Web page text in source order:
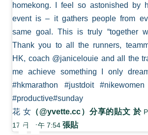
homekong. I feel so astonished by
event is – it gathers people from
same goal. This is truly “together
Thank you to all the runners,
HK, coach @janicelouie and all the
me achieve something I only
#hkmarathon #justdoit
#productive#sunday
花 女 （@yvette.cc）分享的貼文 於
17 日 上午 7:54 張貼